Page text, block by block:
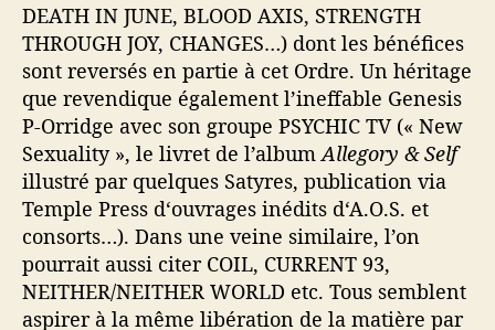
DEATH IN JUNE, BLOOD AXIS, STRENGTH
THROUGH JOY, CHANGES…) dont les bénéfices
sont reversés en partie à cet Ordre. Un héritage
que revendique également l’ineffable Genesis
P-Orridge avec son groupe PSYCHIC TV (« New
Sexuality », le livret de l’albumAllegory & Self
illustré par quelques Satyres, publication via
Temple Press d‘ouvrages inédits d‘A.O.S. et
consorts…). Dans une veine similaire, l’on
pourrait aussi citer COIL, CURRENT 93,
NEITHER/NEITHER WORLD etc. Tous semblent
aspirer à la même libération de la matière par